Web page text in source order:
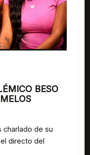
BESO
charlado de su
directo del